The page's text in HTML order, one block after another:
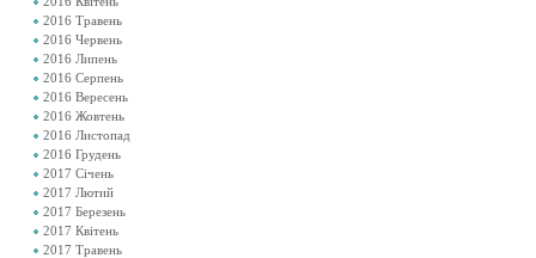
2016 Травень
2016 Червень
2016 Липень
2016 Серпень
2016 Вересень
2016 Жовтень
2016 Листопад
2016 Грудень
2017 Січень
2017 Лютий
2017 Березень
2017 Квітень
2017 Травень